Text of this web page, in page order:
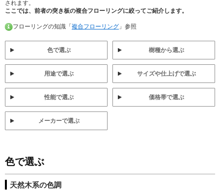
されます。
ここでは、前者の突き板の複合フローリングに絞ってご紹介します。
フローリングの知識「 複合フローリング 」参照
色で選ぶ 樹種から選ぶ
用途で選ぶ サイズや仕上げで選ぶ
性能で選ぶ 価格帯で選ぶ
メーカーで選ぶ
色で選ぶ
天然木系の色調